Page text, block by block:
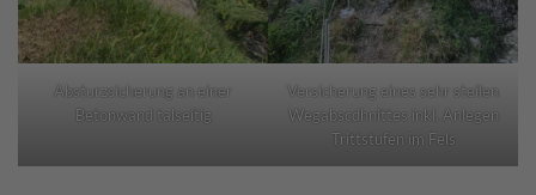
Absturzsicherung an einer
Betonwand talseitig
Versicherung eines sehr steilen
Wegabscdhnittes inkl. Anlegen
Trittstufen im Fels